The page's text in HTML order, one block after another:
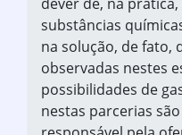
substâncias
na solução, de fato,
observadas nestes
possibilidades de
nestas parcerias